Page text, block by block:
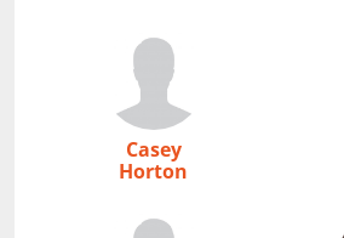
Casey
Horton